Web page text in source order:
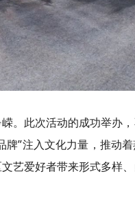
。此次活动的成功举办
”注入文化力量，推动
艺爱好者带来形式多样